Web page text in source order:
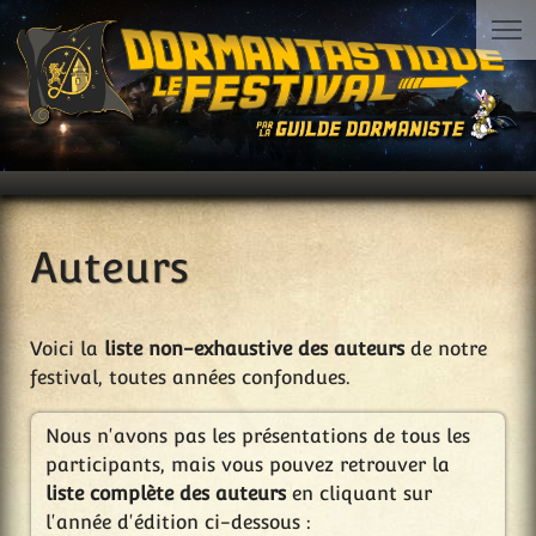
Auteurs
Voici la liste non-exhaustive des auteursde notre
festival, toutes années confondues.
Nous n'avons pas les présentations de tous les
participants, mais vous pouvez retrouver la
liste complète des auteursen cliquant sur
l'année d'édition ci-dessous :